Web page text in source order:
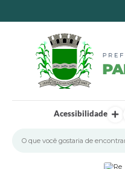
Acessibilidade